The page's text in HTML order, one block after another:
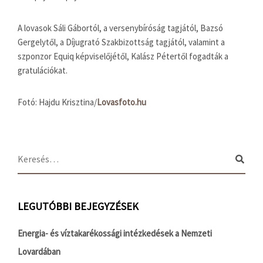
A lovasok Sáli Gábortól, a versenybíróság tagjától, Bazsó
Gergelytől, a Díjugrató Szakbizottság tagjától, valamint a
szponzor Equiq képviselőjétől, Kalász Pétertől fogadták a
gratulációkat.
Fotó: Hajdu Krisztina/Lovasfoto.hu
LEGUTÓBBI BEJEGYZÉSEK
Energia- és víztakarékossági intézkedések a Nemzeti
Lovardában